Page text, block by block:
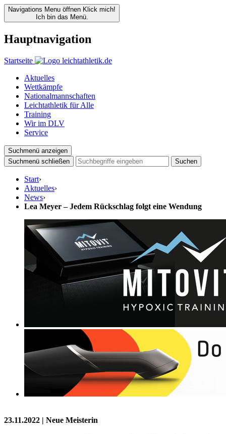
Navigations Menu öffnen Klick mich!
Ich bin das Menü.
Hauptnavigation
Startseite
Aktuelles
Wettkämpfe
Nationalmannschaften
Leichtathletik für Alle
Training
Wir im DLV
Service
Suchmenü anzeigen
Suchmenü schließen
Suchen
Start›
Aktuelles›
News›
Lea Meyer – Jedem Rückschlag folgt eine Wendung
23.11.2022 | Neue Meisterin